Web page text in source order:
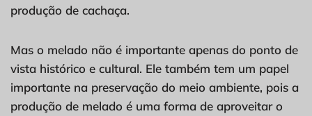
produção de cachaça.
Mas o melado não é importante apenas do ponto de
vista histórico e cultural. Ele também tem um papel
importante na preservação do meio ambiente, pois a
produção de melado é uma forma de aproveitar o